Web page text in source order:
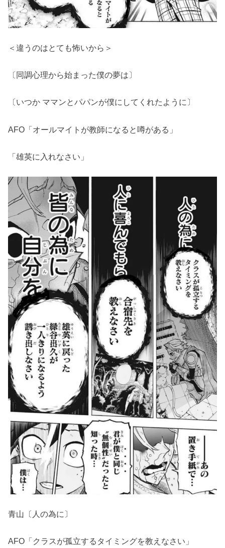
＜違うのはとても怖いから＞
〔同調心理から始まった僕の夢は〕
〔いつか ママンとパパンが僕にしてくれたように〕
AFO「オールマイトが教師になると噂がある」
「雄英に入れなさい」
青山〔人の為に〕
AFO「クラスが孤立するタイミングを教えなさい」